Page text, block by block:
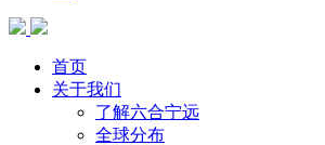
首页
关于我们
了解六合宁远
全球分布